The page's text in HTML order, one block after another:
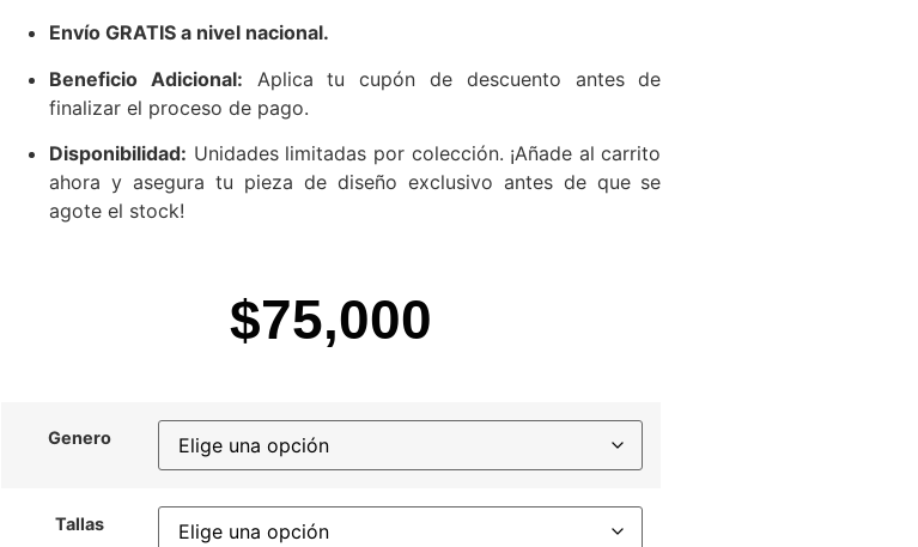
Envío GRATIS a nivel nacional.
Beneficio Adicional: Aplica tu cupón de descuento antes de
finalizar el proceso de pago.
Disponibilidad: Unidades limitadas por colección. ¡Añade al carrito
ahora y asegura tu pieza de diseño exclusivo antes de que se
agote el stock!
$75,000
Genero
Tallas